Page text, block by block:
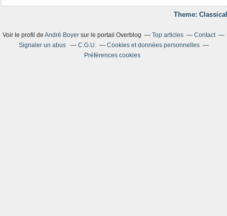
Theme:
Voir le profil de André Boyer sur le portail Overblog Top articles
Contact
Signaler un abus
C.G.U.
Cookies et données personnelles
Préférences cookies